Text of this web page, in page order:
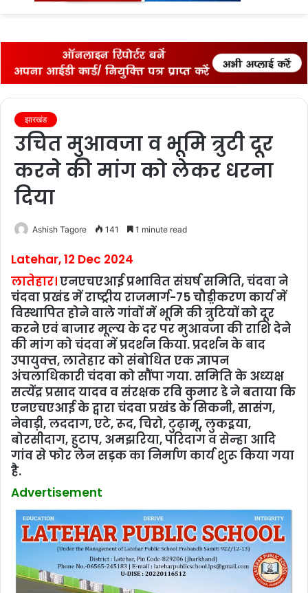
झारखंड
उचित मुआवजा व भूमि त्रुटी दूर
करने की मांग को लेकर धरना
दिया
Ashish Tagore 141 1 minute read
Latehar, 12 Dec 2024
लातेहार।एनएचएआई प्रभावित संघर्ष समिति, चंदवा ने
चंदवा प्रखंड में राष्‍ट्रीय राजमार्ग-75 चौड़ी़करण कार्य में
विस्‍थापित होने वाले गांवों में भूमि की त्रुटियों को दूर
करने एवं बाजार मूल्‍य के दर पर मुआवजा की राशि देने
की मांग को चंदवा में प्रदर्शन किया. प्रदर्शन के बाद
उपायुक्‍त, लातेहार को संबोधित एक ज्ञापन
अंचलाधिकारी चंदवा को सौंपा गया. समिति के अध्‍यक्ष
सत्‍येंद्र प्रसाद यादव व संरक्षक रवि कुमार डे ने बताया कि
एनएचएआई के द्वारा चंदवा प्रखंड के सिकनी, सासंग,
नेवाड़ी, लददाग, एटे, रूद, चिरो, टुढ़ामू, लुकइ्रया,
बोरसीदाग, हुटाप, अमझरिया, परिदाग व सेन्‍हा आदि
गांव से फोर लेन सड़क का निर्माण कार्य शुरू किया गया
है.
Advertisement